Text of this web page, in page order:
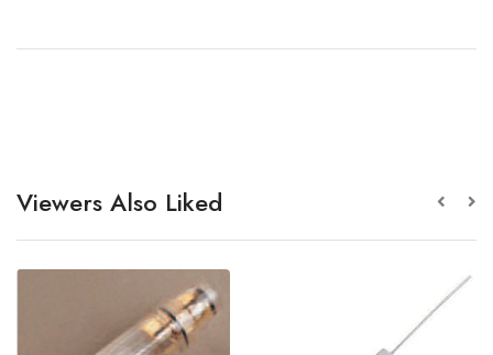
Viewers Also Liked